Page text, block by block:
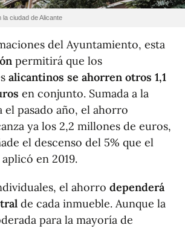
la ciudad de Alicante
del Ayuntamiento, esta
permitirá que los
alicantinos se ahorren otros 1,1
en conjunto. Sumada a la
el pasado año, el ahorro
ya los 2,2 millones de euros,
el descenso del 5% que el
en 2019.
el ahorro dependerá
de cada inmueble. Aunque la
para la mayoría de